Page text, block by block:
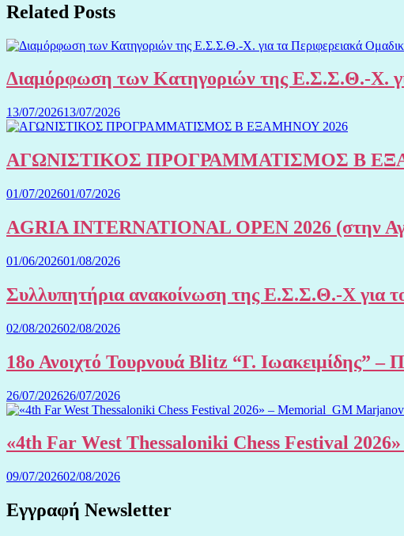
Related Posts
Διαμόρφωση των Κατηγοριών της Ε.Σ.Σ.Θ.-Χ.
13/07/202613/07/2026
ΑΓΩΝΙΣΤΙΚΟΣ ΠΡΟΓΡΑΜΜΑΤΙΣΜΟΣ Β
01/07/202601/07/2026
AGRIA INTERNATIONAL OPEN 2026 (στην
01/06/202601/08/2026
Συλλυπητήρια ανακοίνωση της Ε.Σ.Σ.Θ.-Χ
02/08/202602/08/2026
18ο Ανοιχτό Τουρνουά Blitz “Γ. Ιωακειμίδης” –
26/07/202626/07/2026
«4th Far West Thessaloniki Chess Festival
09/07/202602/08/2026
Εγγραφή Newsletter